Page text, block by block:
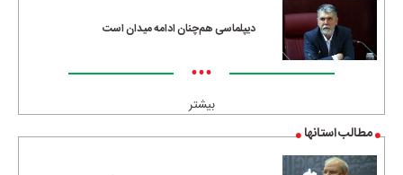
دیپلماسی هم‌چنان ادامه میدان است
•••
بیشتر
مطالب استانها